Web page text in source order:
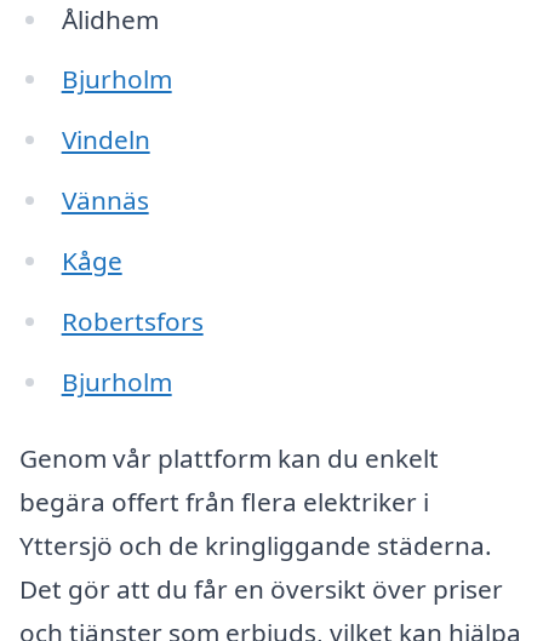
Ålidhem
Bjurholm
Vindeln
Vännäs
Kåge
Robertsfors
Bjurholm
Genom vår plattform kan du enkelt
begära offert från flera elektriker i
Yttersjö och de kringliggande städerna.
Det gör att du får en översikt över priser
och tjänster som erbjuds, vilket kan hjälpa